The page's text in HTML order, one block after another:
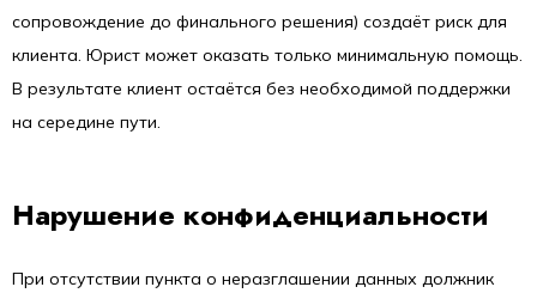
сопровождение до финального решения) создаёт риск для
клиента. Юрист может оказать только минимальную помощь.
В результате клиент остаётся без необходимой поддержки
на середине пути.
Нарушение конфиденциальности
При отсутствии пункта о неразглашении данных должник